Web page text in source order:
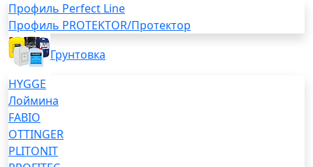
Профиль Perfect Line
Профиль PROTEKTOR/Протектор
Грунтовка
HYGGE
Лоймина
FABIO
OTTINGER
PLITONIT